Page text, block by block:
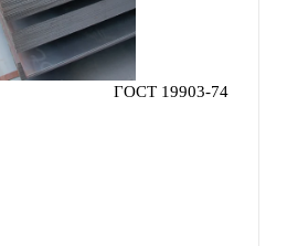
ГОСТ 19903-74